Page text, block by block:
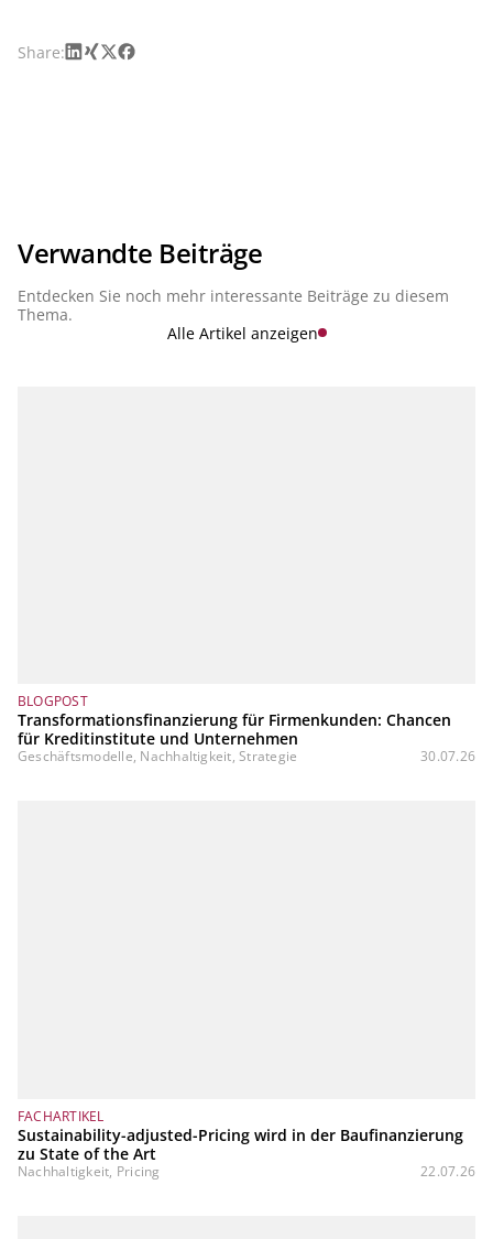
Share:LinkedIn
Xing
X Facebook
Verwandte Beiträge
Entdecken Sie noch mehr interessante Beiträge zu diesem
Thema.
Alle Artikel anzeigen
BLOGPOST
Transformationsfinanzierung für Firmenkunden: Chancen
für Kreditinstitute und Unternehmen
Geschäftsmodelle, Nachhaltigkeit, Strategie 30.07.26
FACHARTIKEL
Sustainability-adjusted-Pricing wird in der Baufinanzierung
zu State of the Art
Nachhaltigkeit, Pricing 22.07.26